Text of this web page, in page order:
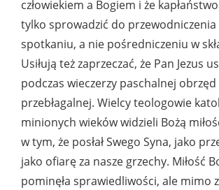
człowiekiem a Bogiem i że
tylko sprowadzić do
spotkaniu, a nie pośredniczeniu w
Usiłują też zaprzeczać, że Pan Jezus
podczas wieczerzy paschalnej
przebłagalnej. Wielcy teologowie
minionych wieków widzieli Bożą
w tym, że posłał Swego Syna, jako
jako ofiarę za nasze grzechy. Miłość
pominęła sprawiedliwości, ale mimo